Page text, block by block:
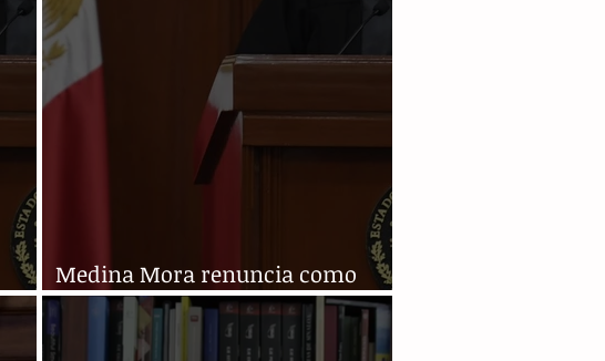
Medina Mora renuncia como
ministro de la SCJN